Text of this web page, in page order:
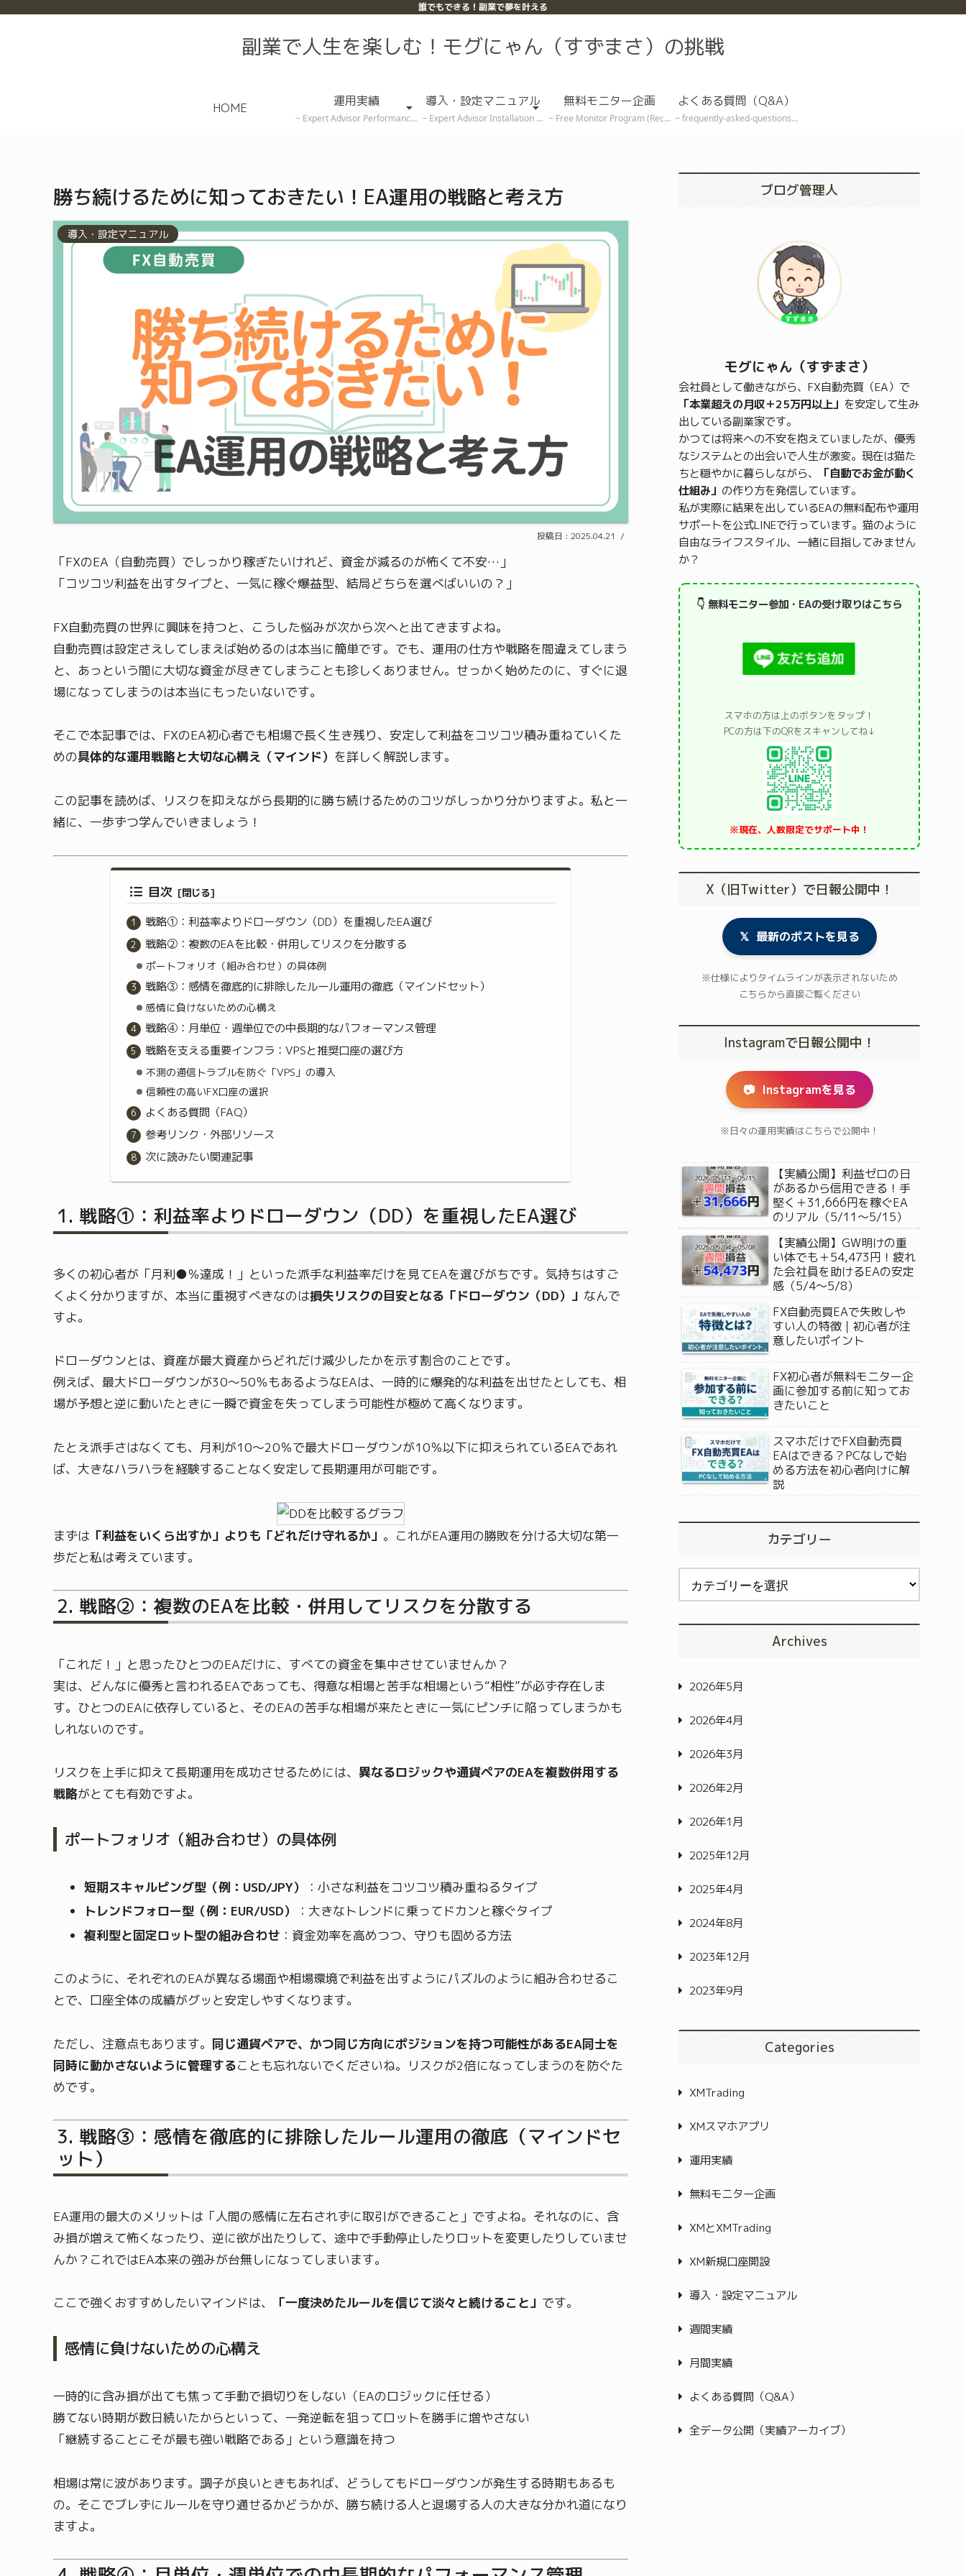
誰でもできる！副業で夢を叶える
副業で人生を楽しむ！モグにゃん（すずまさ）の挑戦
HOME 運用実績
Expert Advisor Performance
導入・設定マニュアル
Expert Advisor Installation & Setup Guide
無料モニター企画
Free Monitor Program (Receive EA)
よくある質問（Q&A）
frequently-asked-questions
勝ち続けるために知っておきたい！EA運用の戦略と考え方
導入・設定マニュアル
2025.04.21
「FXのEA（自動売買）でしっかり稼ぎたいけれど、資金が減るのが怖くて不安…」
「コツコツ利益を出すタイプと、一気に稼ぐ爆益型、結局どちらを選べばいいの？」
FX自動売買の世界に興味を持つと、こうした悩みが次から次へと出てきますよね。
自動売買は設定さえしてしまえば始めるのは本当に簡単です。でも、運用の仕方や戦略を間違えてしまう
と、あっという間に大切な資金が尽きてしまうことも珍しくありません。せっかく始めたのに、すぐに退
場になってしまうのは本当にもったいないです。
そこで本記事では、FXのEA初心者でも相場で長く生き残り、安定して利益をコツコツ積み重ねていくた
めの具体的な運用戦略と大切な心構え（マインド） を詳しく解説します。
この記事を読めば、リスクを抑えながら長期的に勝ち続けるためのコツがしっかり分かりますよ。私と一
緒に、一歩ずつ学んでいきましょう！
目次
戦略①：利益率よりドローダウン（DD）を重視したEA選び
戦略②：複数のEAを比較・併用してリスクを分散する
ポートフォリオ（組み合わせ）の具体例
戦略③：感情を徹底的に排除したルール運用の徹底（マインドセット）
感情に負けないための心構え
戦略④：月単位・週単位での中長期的なパフォーマンス管理
戦略を支える重要インフラ：VPSと推奨口座の選び方
不測の通信トラブルを防ぐ「VPS」の導入
信頼性の高いFX口座の選択
よくある質問（FAQ）
参考リンク・外部リソース
次に読みたい関連記事
戦略①：利益率よりドローダウン（DD）を重視したEA選び
多くの初心者が「月利●％達成！」といった派手な利益率だけを見てEAを選びがちです。気持ちはすご
くよく分かりますが、本当に重視すべきなのは損失リスクの目安となる「ドローダウン（DD）」 なんで
すよ。
ドローダウンとは、資産が最大資産からどれだけ減少したかを示す割合のことです。
例えば、最大ドローダウンが30〜50％もあるようなEAは、一時的に爆発的な利益を出せたとしても、相
場が予想と逆に動いたときに一瞬で資金を失ってしまう可能性が極めて高くなります。
たとえ派手さはなくても、月利が10〜20％で最大ドローダウンが10％以下に抑えられているEAであれ
ば、大きなハラハラを経験することなく安定して長期運用が可能です。
まずは 「利益をいくら出すか」よりも「どれだけ守れるか」 。これがEA運用の勝敗を分ける大切な第一
歩だと私は考えています。
戦略②：複数のEAを比較・併用してリスクを分散する
「これだ！」と思ったひとつのEAだけに、すべての資金を集中させていませんか？
実は、どんなに優秀と言われるEAであっても、得意な相場と苦手な相場という“相性”が必ず存在しま
す。ひとつのEAに依存していると、そのEAの苦手な相場が来たときに一気にピンチに陥ってしまうかも
しれないのです。
リスクを上手に抑えて長期運用を成功させるためには、 異なるロジックや通貨ペアのEAを複数併用する
戦略がとても有効ですよ。
ポートフォリオ（組み合わせ）の具体例
短期スキャルピング型（例：USD/JPY）
：小さな利益をコツコツ積み重ねるタイプ
トレンドフォロー型（例：EUR/USD）
：大きなトレンドに乗ってドカンと稼ぐタイプ
複利型と固定ロット型の組み合わせ ：資金効率を高めつつ、守りも固める方法
このように、それぞれのEAが異なる場面や相場環境で利益を出すようにパズルのように組み合わせるこ
とで、口座全体の成績がグッと安定しやすくなります。
ただし、注意点もあります。 同じ通貨ペアで、かつ同じ方向にポジションを持つ可能性があるEA同士を
同時に動かさないように管理することも忘れないでくださいね。リスクが2倍になってしまうのを防ぐた
めです。
戦略③：感情を徹底的に排除したルール運用の徹底（マインドセ
ット）
EA運用の最大のメリットは「人間の感情に左右されずに取引ができること」ですよね。それなのに、含
み損が増えて怖くなったり、逆に欲が出たりして、途中で手動停止したりロットを変更したりしていませ
んか？これではEA本来の強みが台無しになってしまいます。
ここで強くおすすめしたいマインドは、 「一度決めたルールを信じて淡々と続けること」 です。
感情に負けないための心構え
一時的に含み損が出ても焦って手動で損切りをしない（EAのロジックに任せる）
勝てない時期が数日続いたからといって、一発逆転を狙ってロットを勝手に増やさない
「継続することこそが最も強い戦略である」という意識を持つ
相場は常に波があります。調子が良いときもあれば、どうしてもドローダウンが発生する時期もあるも
の。そこでブレずにルールを守り通せるかどうかが、勝ち続ける人と退場する人の大きな分かれ道になり
ますよ。
ブログ管理人
モグにゃん（すずまさ）
会社員として働きながら、FX自動売買（EA）で
「本業超えの月収＋25万円以上」 を安定して生み
出している副業家です。
かつては将来への不安を抱えていましたが、優秀
なシステムとの出会いで人生が激変。現在は猫た
ちと穏やかに暮らしながら、
「自動でお金が動く
仕組み」 の作り方を発信しています。
私が実際に結果を出しているEAの無料配布や運用
サポートを公式LINEで行っています。猫のように
自由なライフスタイル、一緒に目指してみません
か？
👇 無料モニター参加・EAの受け取りはこちら
スマホの方は上のボタンをタップ！
PCの方は下のQRをスキャンしてね↓
※現在、人数限定でサポート中！
X（旧Twitter）で日報公開中！
𝕏 最新のポストを見る
※仕様によりタイムラインが表示されないため
こちらから直接ご覧ください
Instagramで日報公開中！
📷 Instagramを見る
※日々の運用実績はこちらで公開中！
【実績公開】利益ゼロの日
があるから信用できる！手
堅く＋31,666円を稼ぐEA
のリアル（5/11〜5/15）
【実績公開】GW明けの重
い体でも＋54,473円！疲れ
た会社員を助けるEAの安定
感（5/4〜5/8）
FX自動売買EAで失敗しや
すい人の特徴｜初心者が注
意したいポイント
FX初心者が無料モニター企
画に参加する前に知ってお
きたいこと
スマホだけでFX自動売買
EAはできる？PCなしで始
める方法を初心者向けに解
説
カテゴリー
Archives
2026年5月
2026年4月
2026年3月
2026年2月
2026年1月
2025年12月
2025年4月
2024年8月
2023年12月
2023年9月
Categories
XMTrading
XMスマホアプリ
運用実績
無料モニター企画
XMとXMTrading
XM新規口座開設
導入・設定マニュアル
週間実績
月間実績
よくある質問（Q&A）
全データ公開（実績アーカイブ）